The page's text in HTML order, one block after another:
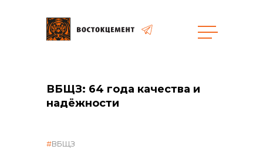
Закупки
общая информация
ВБЩЗ: 64 года качества и
надёжности
ВБЩЗ